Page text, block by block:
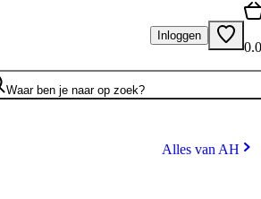
Inloggen
Waar ben je naar op zoek?
Alles van AH